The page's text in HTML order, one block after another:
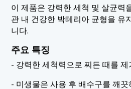
이 제품은 강력한 세척 및 살균력
관 내 건강한 박테리아 균형을 유
니다.
주요 특징
- 강력한 세척력으로 찌든 때를 제
- 미생물은 사용 후 배수구를 깨